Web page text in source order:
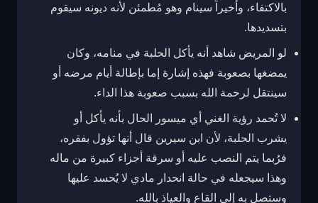
بالاكتفاء، وأخيراً سينام وهو مُطمئن لأنه ديونه سيقوم
بتسديدها.
لو المريض شاهد أنه يأكل الحلبة في منامه، وكان
يمضغها بصعوبة فهذه إشارة إما بإطالة أيام مرضه أو
سينتقل لرحمة الله بسبب صعوبة هذا الداء.
لا تُحمد رؤية الغني أي ميسور الحال بأنه يأكل أو
يشرب الحلبة، لأن ابن سيرين قال أنها تؤول بفقره،
فرُبما يتم النصب عليه أو سرقة أجزاء كبيرة من ماله
وهذا سيجعله في حالة انحدار مادي لا يُحسد عليها
وستصل به إلى القاع والعياذ بالله.